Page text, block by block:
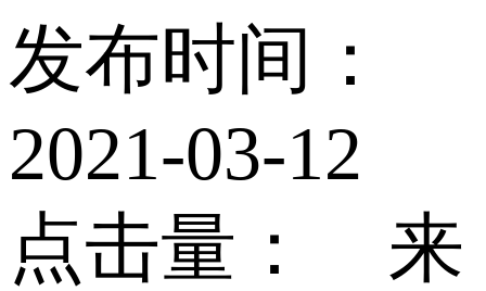
发布时间：
2021-03-12
点击量：
来